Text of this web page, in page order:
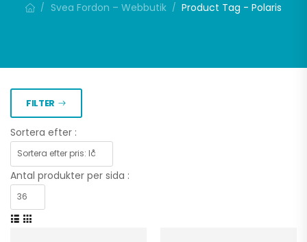
/ Svea Fordon – Webbutik / Product Tag - Polaris
FILTER
Sortera efter :
Antal produkter per sida :